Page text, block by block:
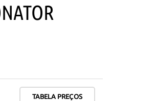
TABELA PREÇOS